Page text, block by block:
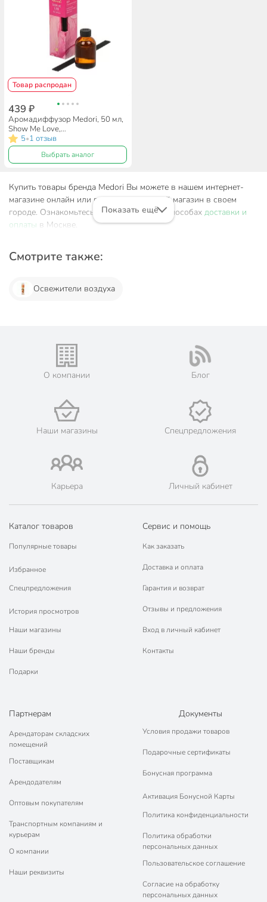
Товар распродан
439 ₽
Аромадиффузор Medori, 50 мл,
Show Me Love,
парфюмированный, TH-2026
5•1 отзыв
Выбрать аналог
Купить товары бренда Medori Вы можете в нашем интернет-
магазине онлайн или посетив розничный магазин в своем
городе. Ознакомьтесь с информацией о способах доставки и
оплаты в Москве.
Показать ещё
Смотрите также:
Освежители воздуха
О компании Блог
Наши магазины Спецпредложения
Карьера Личный кабинет
Каталог товаров
Популярные товары
Избранное
Спецпредложения
История просмотров
Наши магазины
Наши бренды
Подарки
Сервис и помощь
Как заказать
Доставка и оплата
Гарантия и возврат
Отзывы и предложения
Вход в личный кабинет
Контакты
Партнерам
Арендаторам складских
помещений
Поставщикам
Арендодателям
Оптовым покупателям
Транспортным компаниям и
курьерам
О компании
Наши реквизиты
Документы
Условия продажи товаров
Подарочные сертификаты
Бонусная программа
Активация Бонусной Карты
Политика конфиденциальности
Политика обработки
персональных данных
Пользовательское соглашение
Согласие на обработку
персональных данных